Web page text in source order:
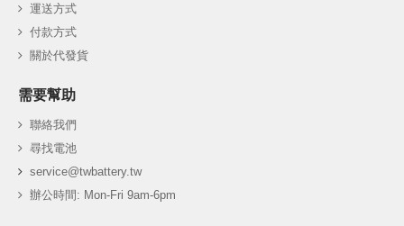
運送方式
付款方式
關於代發貨
需要幫助
聯絡我們
尋找電池
service@twbattery.tw
辦公時間: Mon-Fri 9am-6pm